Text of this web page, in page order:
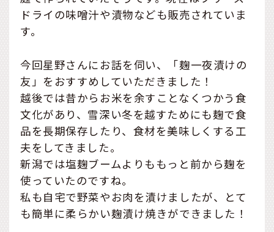
ドライの味噌汁や漬物なども販売されていま
す。
今回星野さんにお話を伺い、「麹一夜漬けの
友」をおすすめしていただきました！
越後では昔からお米を余すことなくつかう食
文化があり、雪深い冬を越すためにも麹で食
品を長期保存したり、食材を美味しくする工
夫をしてきました。
新潟では塩麹ブームよりももっと前から麹を
使っていたのですね。
私も自宅で野菜やお肉を漬けましたが、とて
も簡単に柔らかい麹漬け焼きができました！